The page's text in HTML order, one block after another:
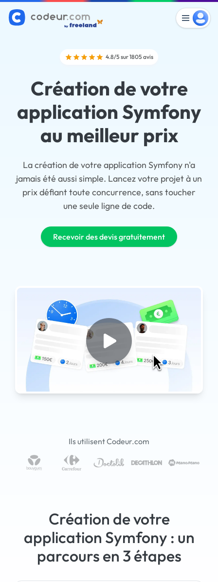
4.8/5 sur 1805 avis
Création de votre
application Symfony
au meilleur prix
La création de votre application Symfony n'a
jamais été aussi simple. Lancez votre projet à un
prix défiant toute concurrence, sans toucher
une seule ligne de code.
Recevoir des devis gratuitement
Ils utilisent Codeur.com
Création de votre
application Symfony : un
parcours en 3 étapes